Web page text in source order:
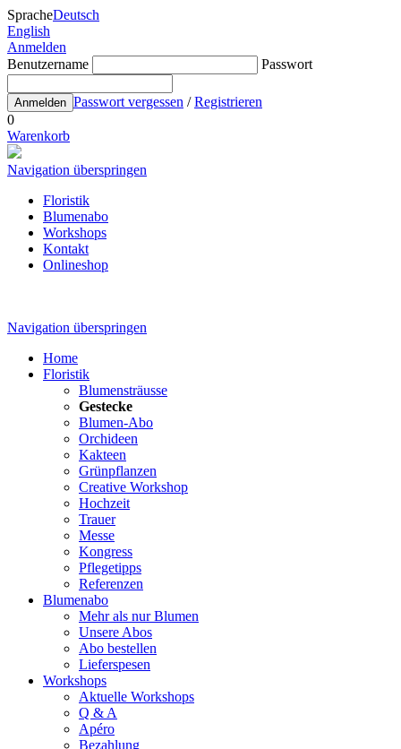
SpracheDeutsch
English
Anmelden
Benutzername
Passwort
Anmelden Passwort vergessen /Registrieren
0
Warenkorb
Navigation überspringen
Floristik
Blumenabo
Workshops
Kontakt
Onlineshop
Navigation überspringen
Home
Floristik
Blumensträusse
Gestecke
Blumen-Abo
Orchideen
Kakteen
Grünpflanzen
Creative Workshop
Hochzeit
Trauer
Messe
Kongress
Pflegetipps
Referenzen
Blumenabo
Mehr als nur Blumen
Unsere Abos
Abo bestellen
Lieferspesen
Workshops
Aktuelle Workshops
Q & A
Apéro
Bezahlung